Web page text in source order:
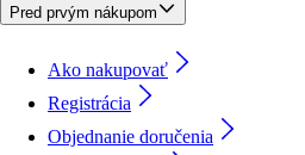
Pred prvým nákupom
Ako nakupovať
Registrácia
Objednanie doručenia